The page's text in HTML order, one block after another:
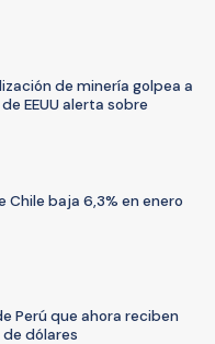
de minería golpea a
EEUU alerta sobre
Chile baja 6,3% en enero
Perú que ahora reciben
dólares